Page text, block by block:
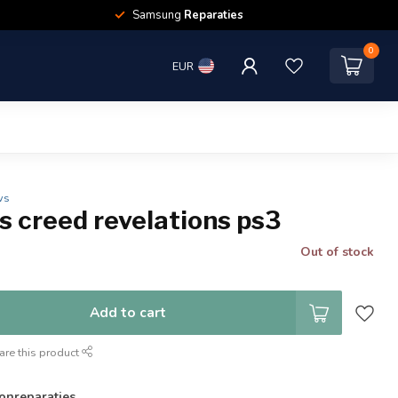
Samsung Reparaties
EUR
0
creed revelations ps3
Out of stock
Add to cart
this product